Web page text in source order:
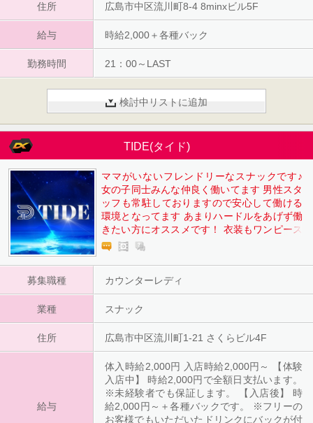
住所 広島市中区流川町8-4 8minxビル5F
給与 時給2,000＋各種バック
勤務時間 21：00～LAST
検討中リストに追加
TIDE(タイド)
ママがいないフレンドリーなスナックです♪
女の子同士みんな仲良く働いてます 男性スタ
ッフも常駐しておりますので安心して働ける
環境となってます あまりハードルをあげず働
きたい方にオススメです！ 衣装もワンピース
などの私服でOKで、ルールもかなり緩めで
募集職種 カウンターレディ
業種 スナック
住所 広島市中区流川町1-21 さくらビル4F
給与
体入時給2,000円 入店時給2,000円～ 【体験
入店中】 時給2,000円で全額日支払います。
※未経験者でも保証します。 【入店後】 時
給2,000円～＋各種バックです。 ※フリーの
お客様でもいただいたドリンクにバックが付